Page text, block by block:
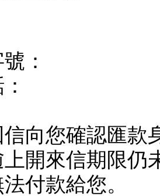
：
向您確認匯款
開來信期限仍
付款給您。